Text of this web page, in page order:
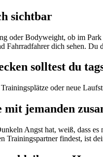
sichtbar
oder Bodyweight, ob im
Fahrradfahrer dich sehen. Du
solltest du
oder neue
jemanden
Angst hat, weiß, dass
Trainingspartner findest, ist